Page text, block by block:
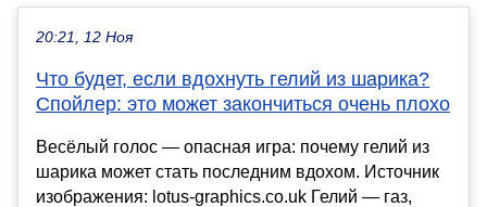
20:21, 12 Ноя
Что будет, если вдохнуть гелий из шарика?
Спойлер: это может закончиться очень плохо
Весёлый голос — опасная игра: почему гелий из
шарика может стать последним вдохом. Источник
изображения: lotus-graphics.co.uk Гелий — газ,